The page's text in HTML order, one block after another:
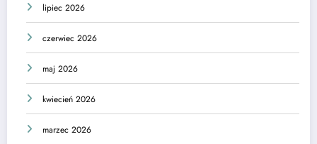
lipiec 2026
czerwiec 2026
maj 2026
kwiecień 2026
marzec 2026